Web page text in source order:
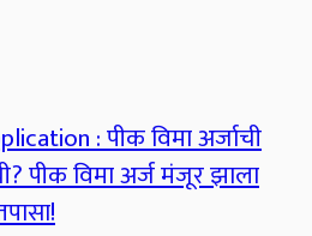
: पीक विमा अर्जाची
पीक विमा अर्ज मंजूर झाला